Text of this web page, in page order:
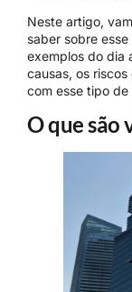
Neste artigo,
saber sobre
exemplos do dia
causas, os
com esse tipo de
O que são